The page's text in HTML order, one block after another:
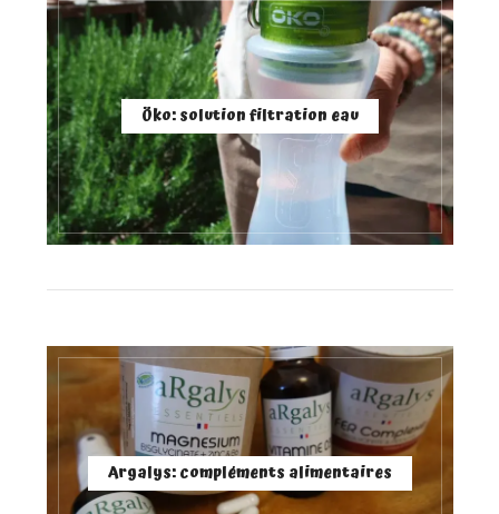
Öko: solution filtration eau
Argalys: compléments alimentaires